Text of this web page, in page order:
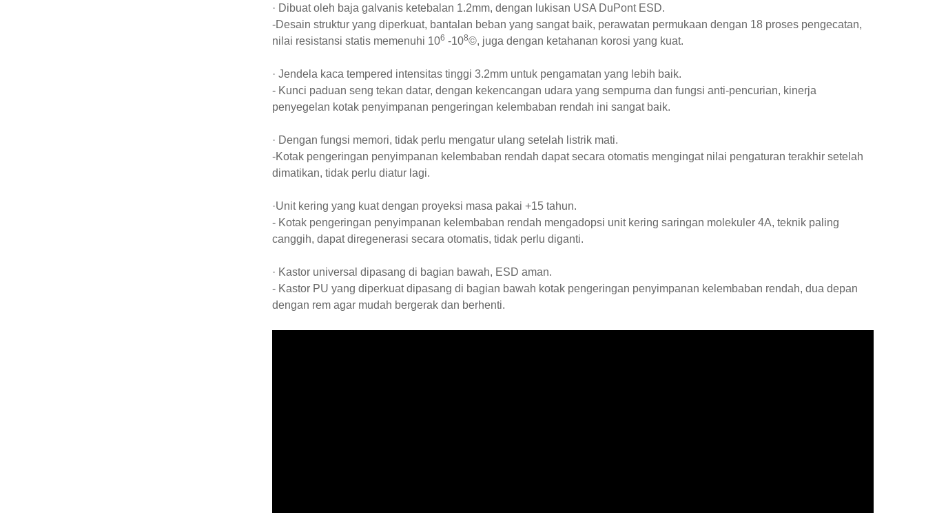
· Dibuat oleh baja galvanis ketebalan 1.2mm, dengan lukisan USA DuPont ESD.
-Desain struktur yang diperkuat, bantalan beban yang sangat baik, perawatan permukaan dengan 18 proses pengecatan,
nilai resistansi statis memenuhi 106 -108©, juga dengan ketahanan korosi yang kuat.
· Jendela kaca tempered intensitas tinggi 3.2mm untuk pengamatan yang lebih baik.
- Kunci paduan seng tekan datar, dengan kekencangan udara yang sempurna dan fungsi anti-pencurian, kinerja
penyegelan kotak penyimpanan pengeringan kelembaban rendah ini sangat baik.
· Dengan fungsi memori, tidak perlu mengatur ulang setelah listrik mati.
-Kotak pengeringan penyimpanan kelembaban rendah dapat secara otomatis mengingat nilai pengaturan terakhir setelah
dimatikan, tidak perlu diatur lagi.
·Unit kering yang kuat dengan proyeksi masa pakai +15 tahun.
- Kotak pengeringan penyimpanan kelembaban rendah mengadopsi unit kering saringan molekuler 4A, teknik paling
canggih, dapat diregenerasi secara otomatis, tidak perlu diganti.
· Kastor universal dipasang di bagian bawah, ESD aman.
- Kastor PU yang diperkuat dipasang di bagian bawah kotak pengeringan penyimpanan kelembaban rendah, dua depan
dengan rem agar mudah bergerak dan berhenti.